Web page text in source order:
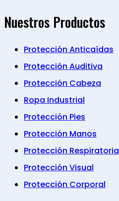
Nuestros Productos
Protección Anticaídas
Protección Auditiva
Protección Cabeza
Ropa Industrial
Protección Pies
Protección Manos
Protección Respiratoria
Protección Visual
Protección Corporal